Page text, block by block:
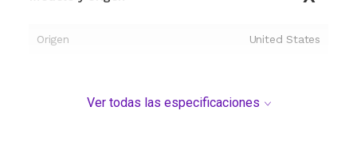
Origen United States
Ver todas las especificaciones